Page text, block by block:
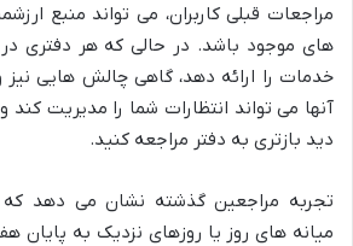
مراجعات قبلی کاربران، می تواند منبع
های موجود باشد. در حالی که هر دفتری
خدمات را ارائه دهد، گاهی چالش هایی نیز
آنها می تواند انتظارات شما را مدیریت
دید بازتری به دفتر مراجعه کنید.
تجربه مراجعین گذشته نشان می دهد که
میانه های روز یا روزهای نزدیک به پایان